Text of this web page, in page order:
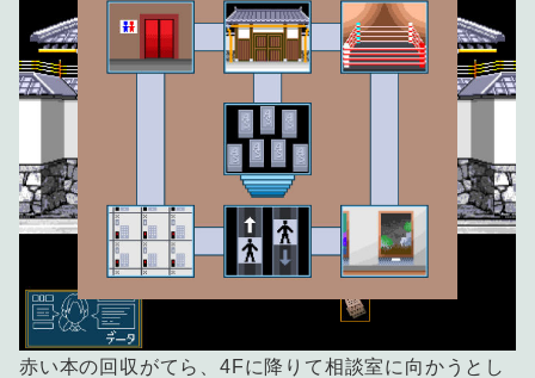
赤い本の回収がてら、4Fに降りて相談室に向かうとし